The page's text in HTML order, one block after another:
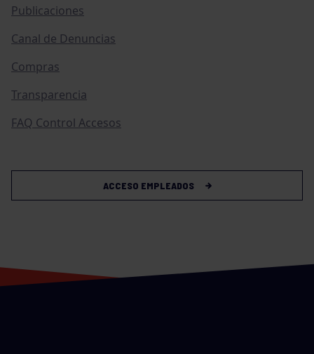
Publicaciones
Canal de Denuncias
Compras
Transparencia
FAQ Control Accesos
ACCESO EMPLEADOS